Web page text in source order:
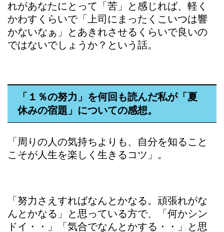
れがあなたにとって「苦」と感じれば、軽く
かわすくらいで「上司にまったくこいつは響
かないなぁ」とあきれさせるくらいで良いの
ではないでしょうか？という話。
「１％の努力」を何回も読んだ私が「夏
休みの宿題」についての感想。
「周りの人の気持ちよりも、自分を知ること
こそが人生を楽しく生きるコツ」。
「努力さえすればなんとかなる。頑張れがな
んとかなる」と思っている方で、「何かシン
ドイ・・」「気合でなんとかする・・」と思